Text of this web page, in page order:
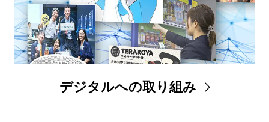
デジタルへの取り組み